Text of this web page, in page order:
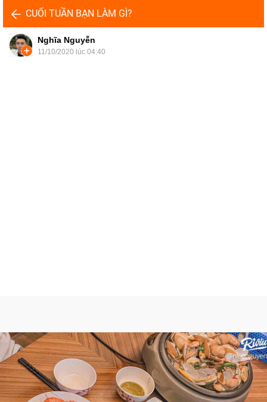
CUỐI TUẦN BẠN LÀM GÌ?
Nghĩa Nguyễn
11/10/2020 lúc 04:40